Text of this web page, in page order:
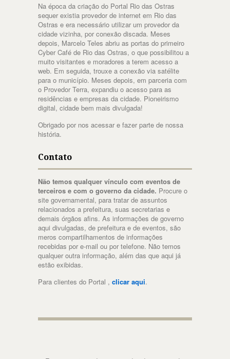
Na época da criação do Portal Rio das Ostras
sequer existia provedor de internet em Rio das
Ostras e era necessário utilizar um provedor da
cidade vizinha, por conexão discada. Meses
depois, Marcelo Teles abriu as portas do primeiro
Cyber Café de Rio das Ostras, o que possibilitou a
muito visitantes e moradores a terem acesso a
web. Em seguida, trouxe a conexão via satélite
para o município. Meses depois, em parceria com
o Provedor Terra, expandiu o acesso para as
residências e empresas da cidade. Pioneirismo
digital, cidade bem mais divulgada!
Obrigado por nos acessar e fazer parte de nossa
história.
Contato
Não temos qualquer vínculo com eventos de
terceiros e com o governo da cidade. Procure o
site governamental, para tratar de assuntos
relacionados a prefeitura, suas secretarias e
demais órgãos afins. As informações de governo
aqui divulgadas, de prefeitura e de eventos, são
meros compartilhamentos de informações
recebidas por e-mail ou por telefone. Não temos
qualquer outra informação, além das que aqui já
estão exibidas.
Para clientes do Portal , clicar aqui.